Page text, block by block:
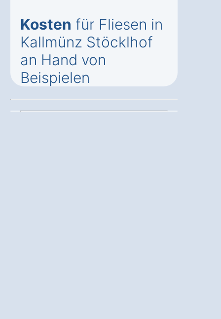
Kosten für Fliesen in
Kallmünz Stöcklhof
an Hand von
Beispielen